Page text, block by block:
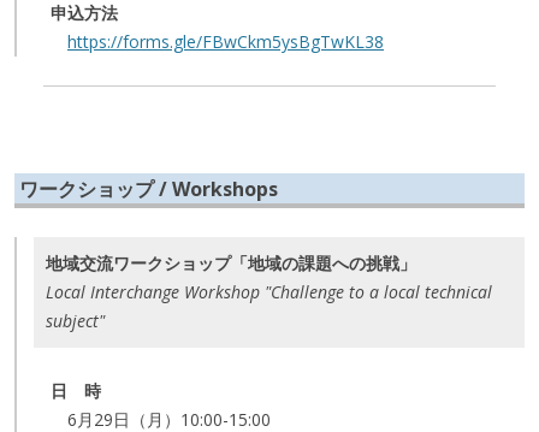
申込方法
https://forms.gle/FBwCkm5ysBgTwKL38
ワークショップ / Workshops
地域交流ワークショップ「地域の課題への挑戦」
Local Interchange Workshop "Challenge to a local technical
subject"
日 時
6月29日（月）10:00-15:00